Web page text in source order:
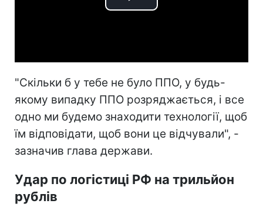
Play
"Скільки б у тебе не було ППО, у будь-
якому випадку ППО розряджається, і все
одно ми будемо знаходити технології, щоб
їм відповідати, щоб вони це відчували", -
зазначив глава держави.
Удар по логістиці РФ на трильйон
рублів